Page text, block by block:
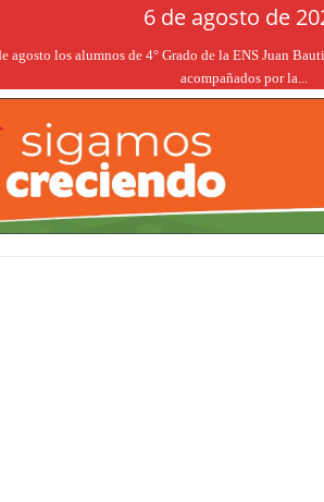
6 de agosto de
agosto los alumnos de 4° Grado de la ENS Juan
acompañados por la...